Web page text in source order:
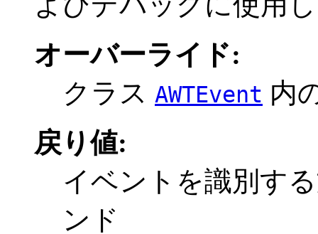
オーバーライド:
クラス AWTEvent 内
戻り値:
イベントを識別す
ンド